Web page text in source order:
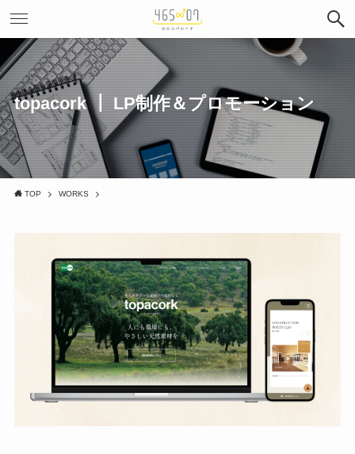
topacork ┃ LP制作＆プロモーション
TOP WORKS